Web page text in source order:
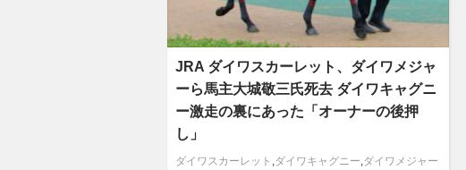
JRA ダイワスカーレット、ダイワメジャ
ーら馬主大城敬三氏死去 ダイワキャグニ
ー激走の裏にあった「オーナーの後押
し」
ダイワスカーレット ,ダイワキャグニー,ダイワメジャー